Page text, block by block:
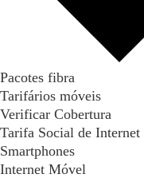
Pacotes fibra
Tarifários móveis
Verificar Cobertura
Tarifa Social de Internet
Smartphones
Internet Móvel